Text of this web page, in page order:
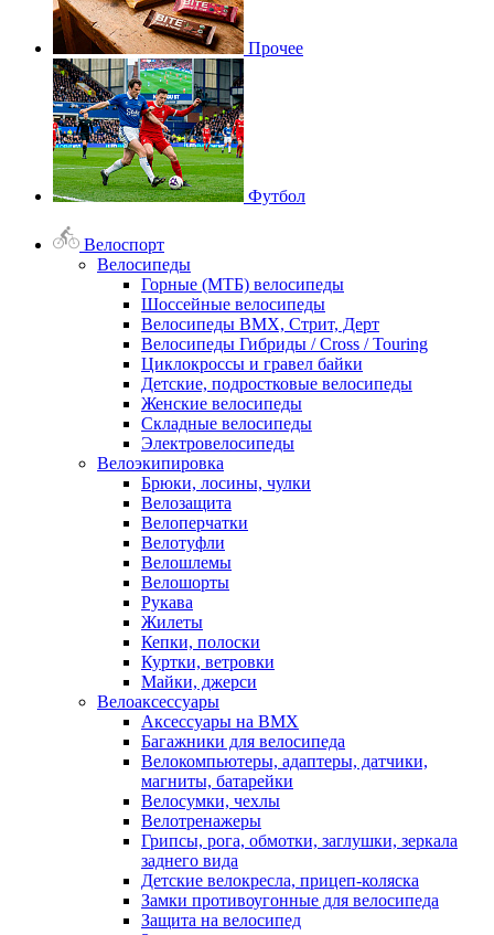
Прочее
Футбол
Велоспорт
Велосипеды
Горные (МТБ) велосипеды
Шоссейные велосипеды
Велосипеды BMX, Стрит, Дерт
Велосипеды Гибриды / Cross / Touring
Циклокроссы и гравел байки
Детские, подростковые велосипеды
Женские велосипеды
Складные велосипеды
Электровелосипеды
Велоэкипировка
Брюки, лосины, чулки
Велозащита
Велоперчатки
Велотуфли
Велошлемы
Велошорты
Рукава
Жилеты
Кепки, полоски
Куртки, ветровки
Майки, джерси
Велоаксессуары
Аксессуары на BMX
Багажники для велосипеда
Велокомпьютеры, адаптеры, датчики,
магниты, батарейки
Велосумки, чехлы
Велотренажеры
Грипсы, рога, обмотки, заглушки, зеркала
заднего вида
Детские велокресла, прицеп-коляска
Замки противоугонные для велосипеда
Защита на велосипед